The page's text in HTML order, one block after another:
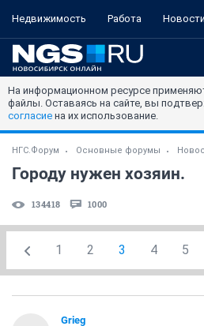
Недвижимость Работа Новости
На информационном ресурсе
файлы. Оставаясь на сайте, вы
согласие на их использование.
НГС.Форум Основные форумы
Городу нужен хозяин.
134418 1000
1 2 3 4 5
Grieg